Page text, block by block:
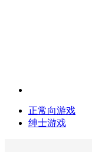
正常向游戏
绅士游戏